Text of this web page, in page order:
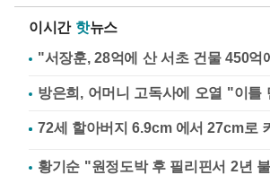
이시간 핫뉴스
"서장훈, 28억에 산 서초 건물 450억
방은희, 어머니 고독사에 오열 "이틀
황기순 "원정도박 후 필리핀서 2년